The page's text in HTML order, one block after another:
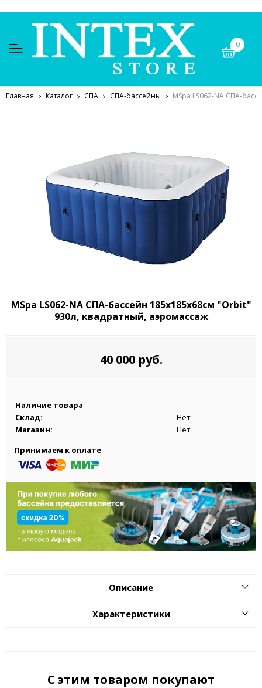
0
Главная Каталог СПА СПА-бассейны MSpa LS062-NA СПА-
MSpa LS062-NA СПА-бассейн 185х185х68см "Orbit"
930л, квадратный, аэромассаж
40 000 руб.
Наличие товара
Склад:
Нет
Магазин:
Нет
Принимаем к оплате
Описание
Характеристики
С этим товаром покупают